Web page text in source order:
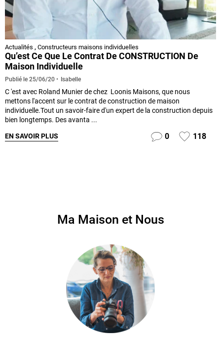
Actualités , Constructeurs maisons individuelles
Qu’est Ce Que Le Contrat De CONSTRUCTION De
Maison Individuelle
Publié le 25/06/20 Isabelle
C 'est avec Roland Munier de chez Loonis Maisons, que nous
mettons l'accent sur le contrat de construction de maison
individuelle.Tout un savoir-faire d'un expert de la construction depuis
bien longtemps. Des avanta ...
EN SAVOIR PLUS 0 118
Ma Maison et Nous